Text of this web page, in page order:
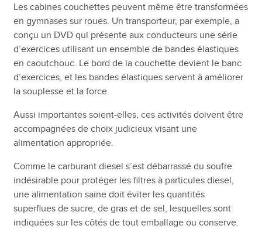
Les cabines couchettes peuvent même être transformées
en gymnases sur roues. Un transporteur, par exemple, a
conçu un DVD qui présente aux conducteurs une série
d’exercices utilisant un ensemble de bandes élastiques
en caoutchouc. Le bord de la couchette devient le banc
d’exercices, et les bandes élastiques servent à améliorer
la souplesse et la force.
Aussi importantes soient-elles, ces activités doivent être
accompagnées de choix judicieux visant une
alimentation appropriée.
Comme le carburant diesel s’est débarrassé du soufre
indésirable pour protéger les filtres à particules diesel,
une alimentation saine doit éviter les quantités
superflues de sucre, de gras et de sel, lesquelles sont
indiquées sur les côtés de tout emballage ou conserve.